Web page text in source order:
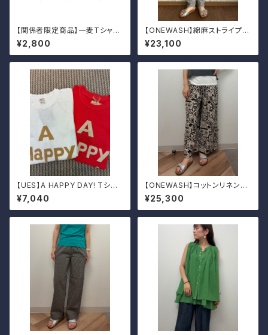
【関係者限定商品】一麦Tシャツ
（子どもサイズ）
¥2,800
【ONEWASH】綿麻ストライプタ
ックパンツ
¥23,100
【UES】A HAPPY DAY! Tシャ
ツ
¥7,040
【ONEWASH】コットンリネンキ
ャンバスガウチョパンツ
¥25,300